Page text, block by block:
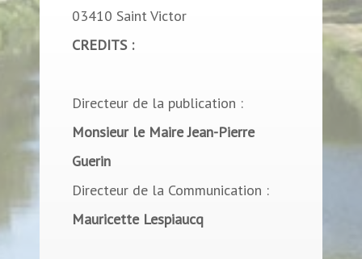
03410 Saint Victor
CREDITS :
Directeur de la publication :
Monsieur le Maire Jean-Pierre
Guerin
Directeur de la Communication :
Mauricette Lespiaucq